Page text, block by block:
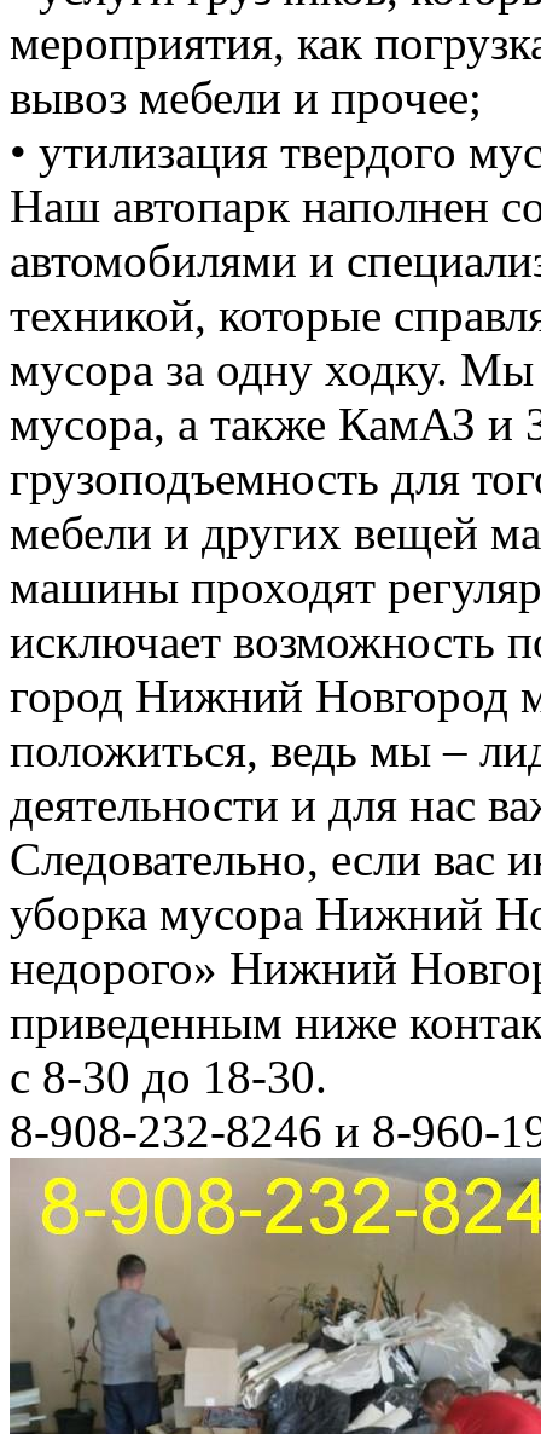
мероприятия, как
вывоз мебели и прочее;
• утилизация твердого
Наш автопарк наполнен
автомобилями и
техникой, которые
мусора за одну ходку. Мы
мусора, а также КамАЗ
грузоподъемность для
мебели и других вещей
машины проходят
исключает возможность
город Нижний Новгород
положиться, ведь мы –
деятельности и для нас
Следовательно, если вас
уборка мусора Нижний
недорого» Нижний
приведенным ниже
с 8-30 до 18-30.
8-908-232-8246 и 8-960-